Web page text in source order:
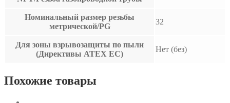
Номинальный размер резьбы
метрической/PG
32
Для зоны взрывозащиты по пыли
(Директивы ATEX ЕС)
Нет (без)
Похожие товары